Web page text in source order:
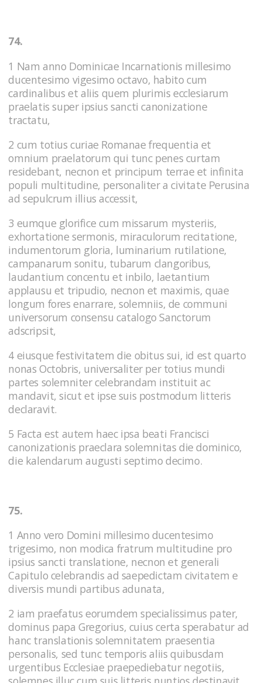
74.
1 Nam anno Dominicae Incarnationis millesimo
ducentesimo vigesimo octavo, habito cum
cardinalibus et aliis quem plurimis ecclesiarum
praelatis super ipsius sancti canonizatione
tractatu,
2 cum totius curiae Romanae frequentia et
omnium praelatorum qui tunc penes curtam
residebant, necnon et principum terrae et infinita
populi multitudine, personaliter a civitate Perusina
ad sepulcrum illius accessit,
3 eumque glorifice cum missarum mysteriis,
exhortatione sermonis, miraculorum recitatione,
indumentorum gloria, luminarium rutilatione,
campanarum sonitu, tubarum clangoribus,
laudantium concentu et inbilo, laetantium
applausu et tripudio, necnon et maximis, quae
longum fores enarrare, solemniis, de communi
universorum consensu catalogo Sanctorum
adscripsit,
4 eiusque festivitatem die obitus sui, id est quarto
nonas Octobris, universaliter per totius mundi
partes solemniter celebrandam instituit ac
mandavit, sicut et ipse suis postmodum litteris
declaravit.
5 Facta est autem haec ipsa beati Francisci
canonizationis praeclara solemnitas die dominico,
die kalendarum augusti septimo decimo.
75.
1 Anno vero Domini millesimo ducentesimo
trigesimo, non modica fratrum multitudine pro
ipsius sancti translatione, necnon et generali
Capitulo celebrandis ad saepedictam civitatem e
diversis mundi partibus adunata,
2 iam praefatus eorumdem specialissimus pater,
dominus papa Gregorius, cuius certa sperabatur ad
hanc translationis solemnitatem praesentia
personalis, sed tunc temporis aliis quibusdam
urgentibus Ecclesiae praepediebatur negotiis,